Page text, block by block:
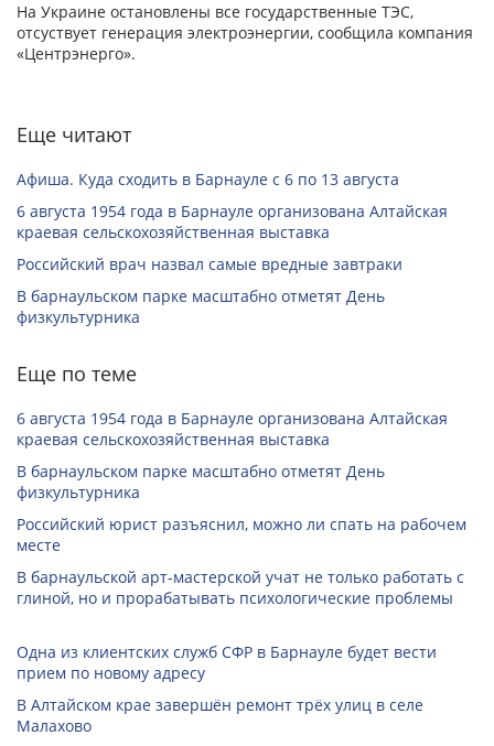
На Украине остановлены все государственные ТЭС,
отсуствует генерация электроэнергии, сообщила компания
«Центрэнерго».
Еще читают
Афиша. Куда сходить в Барнауле с 6 по 13 августа
6 августа 1954 года в Барнауле организована Алтайская
краевая сельскохозяйственная выставка
Российский врач назвал самые вредные завтраки
В барнаульском парке масштабно отметят День
физкультурника
Еще по теме
6 августа 1954 года в Барнауле организована Алтайская
краевая сельскохозяйственная выставка
В барнаульском парке масштабно отметят День
физкультурника
Российский юрист разъяснил, можно ли спать на рабочем
месте
В барнаульской арт-мастерской учат не только работать с
глиной, но и прорабатывать психологические проблемы
Одна из клиентских служб СФР в Барнауле будет вести
прием по новому адресу
В Алтайском крае завершён ремонт трёх улиц в селе
Малахово